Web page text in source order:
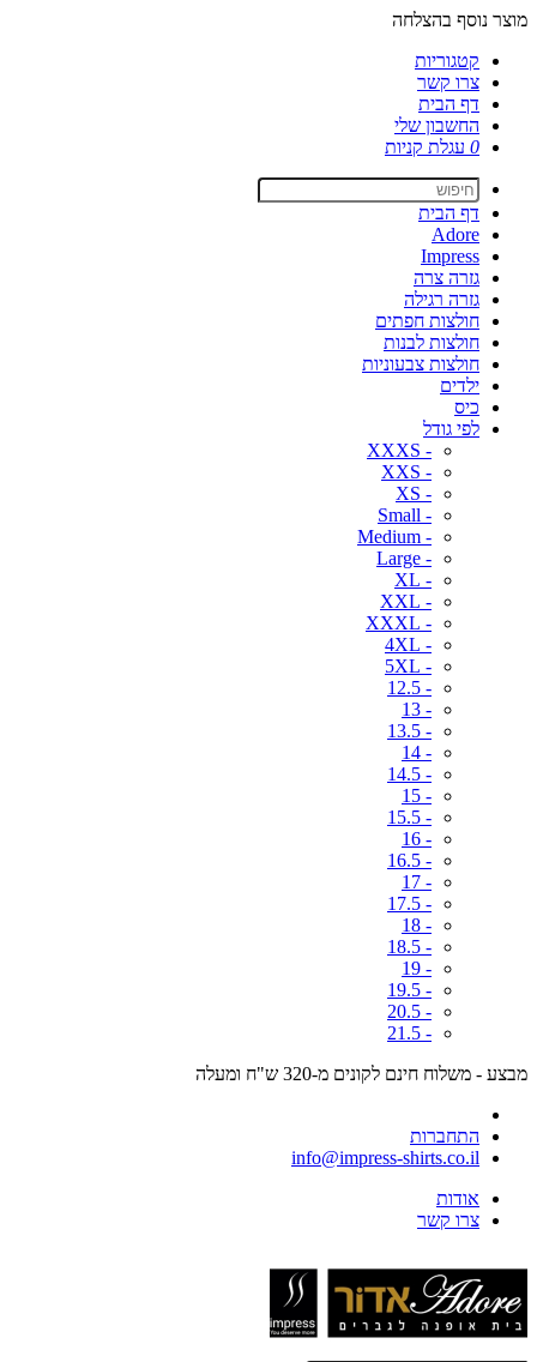
מוצר נוסף בהצלחה
קטגוריות
צרו קשר
דף הבית
החשבון שלי
0 עגלת קניות
דף הבית
Adore
Impress
גזרה צרה
גזרה רגילה
חולצות חפתים
חולצות לבנות
חולצות צבעוניות
ילדים
כיס
לפי גודל
- XXXS
- XXS
- XS
- Small
- Medium
- Large
- XL
- XXL
- XXXL
- 4XL
- 5XL
- 12.5
- 13
- 13.5
- 14
- 14.5
- 15
- 15.5
- 16
- 16.5
- 17
- 17.5
- 18
- 18.5
- 19
- 19.5
- 20.5
- 21.5
מבצע - משלוח חינם לקונים מ-320 ש"ח ומעלה
התחברות
info@impress-shirts.co.il
אודות
צרו קשר